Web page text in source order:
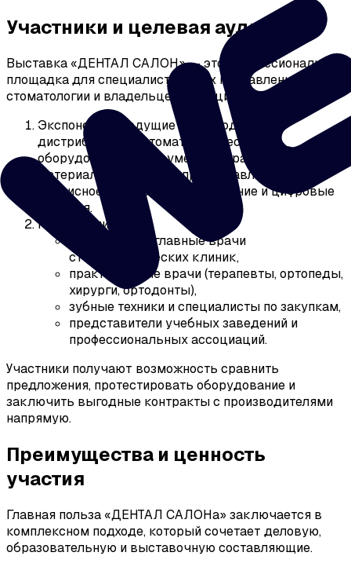
Участники и целевая аудитория
Выставка «ДЕНТАЛ САЛОН» — это профессиональная
площадка для специалистов всех направлений
стоматологии и владельцев медицинского бизнеса.
Экспоненты: ведущие производители и
дистрибьюторы стоматологического
оборудования, инструментов и расходных
материалов, компании, предоставляющие
сервисное обслуживание, обучение и цифровые
решения.
Посетители:
владельцы и главные врачи
стоматологических клиник,
практикующие врачи (терапевты, ортопеды,
хирурги, ортодонты),
зубные техники и специалисты по закупкам,
представители учебных заведений и
профессиональных ассоциаций.
Участники получают возможность сравнить
предложения, протестировать оборудование и
заключить выгодные контракты с производителями
напрямую.
Преимущества и ценность
участия
Главная польза «ДЕНТАЛ САЛОНа» заключается в
комплексном подходе, который сочетает деловую,
образовательную и выставочную составляющие.